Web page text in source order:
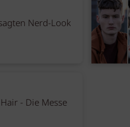
Nerd-Look
- Die Messe